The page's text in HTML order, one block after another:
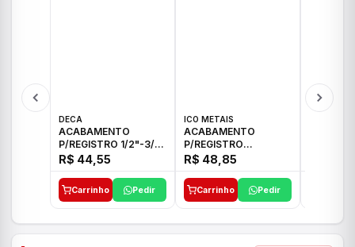
DECA
ACABAMENTO
P/REGISTRO 1/2"-3/4"
E 1"C21.PQ DECA
R$ 44,55
Carrinho Pedir
ICO METAIS
ACABAMENTO
P/REGISTRO
1/2"-3/4"-1" ACB M
CS 33 ICO
R$ 48,85
Carrinho Pedir